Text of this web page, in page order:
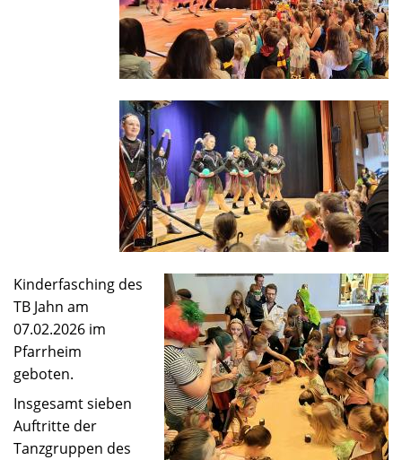
Kinderfasching des
TB Jahn am
07.02.2026 im
Pfarrheim
geboten.
Insgesamt sieben
Auftritte der
Tanzgruppen des